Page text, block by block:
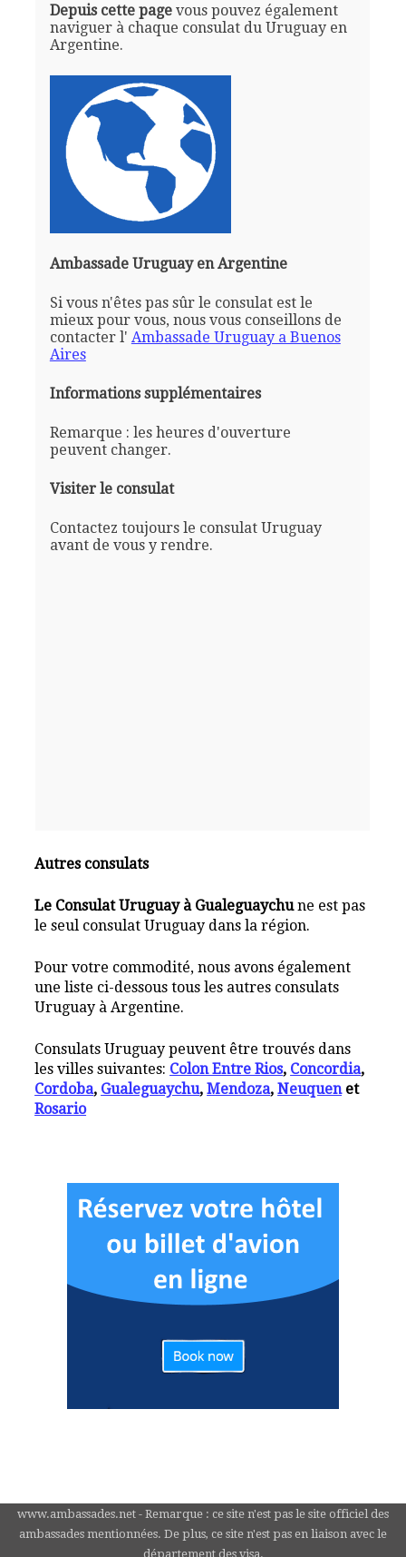
Depuis cette pagevous pouvez également
naviguer à chaque consulat du Uruguay en
Argentine.
Ambassade Uruguay en Argentine
Si vous n'êtes pas sûr le consulat est le
mieux pour vous, nous vous conseillons de
contacter l' Ambassade Uruguay a Buenos
Aires
Informations supplémentaires
Remarque : les heures d'ouverture
peuvent changer.
Visiter le consulat
Contactez toujours le consulat Uruguay
avant de vous y rendre.
Autres consulats
Le Consulat Uruguay à Gualeguaychune est pas
le seul consulat Uruguay dans la région.
Pour votre commodité, nous avons également
une liste ci-dessous tous les autres consulats
Uruguay à Argentine.
Consulats Uruguay peuvent être trouvés dans
les villes suivantes: Colon Entre Rios, Concordia,
Cordoba, Gualeguaychu,Mendoza,Neuquenet
Rosario
www.ambassades.net - Remarque : ce site n'est pas le site officiel des
ambassades mentionnées. De plus, ce site n'est pas en liaison avec le
département des visa.